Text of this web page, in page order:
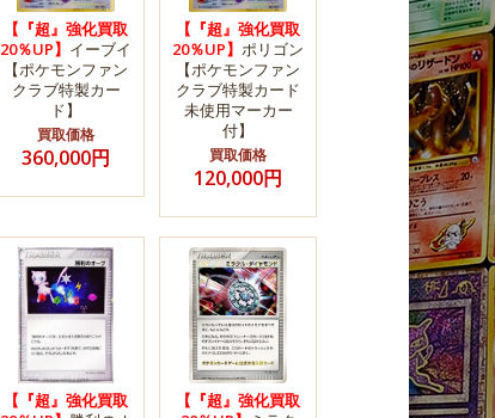
【『超』強化買取
20％UP】 イーブイ
【ポケモンファン
クラブ特製カー
ド】
買取価格
360,000円
【『超』強化買取
20％UP】 ポリゴン
【ポケモンファン
クラブ特製カード
未使用マーカー
付】
買取価格
120,000円
【『超』強化買取
【『超』強化買取